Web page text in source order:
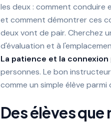
les deux : comment conduire
et comment démontrer ces
deux vont de pair. Cherchez
d'évaluation et à
La patience et la
personnes. Le bon
comme un simple élève parmi
Des élèves que